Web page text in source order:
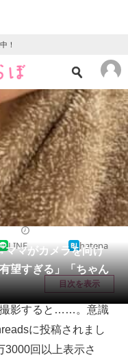
！
ス
育児
チ
マがカメラを向け
すぎる」「ちゃん
LINE hatena
目次を表示
影すると……。意識
に投稿されまし
3000回以上表示さ